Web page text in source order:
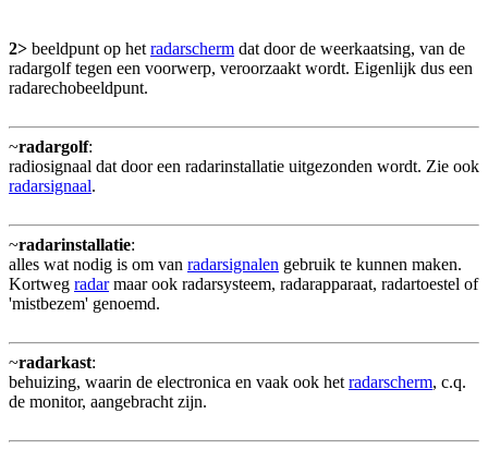
2> beeldpunt op het radarscherm dat door de weerkaatsing, van de
radargolf tegen een voorwerp, veroorzaakt wordt. Eigenlijk dus een
radarechobeeldpunt.
~radargolf:
radiosignaal dat door een radarinstallatie uitgezonden wordt. Zie ook
radarsignaal.
~radarinstallatie:
alles wat nodig is om van radarsignalen gebruik te kunnen maken.
Kortweg radarmaar ook radarsysteem, radarapparaat, radartoestel of
'mistbezem' genoemd.
~radarkast:
behuizing, waarin de electronica en vaak ook het radarscherm, c.q.
de monitor, aangebracht zijn.